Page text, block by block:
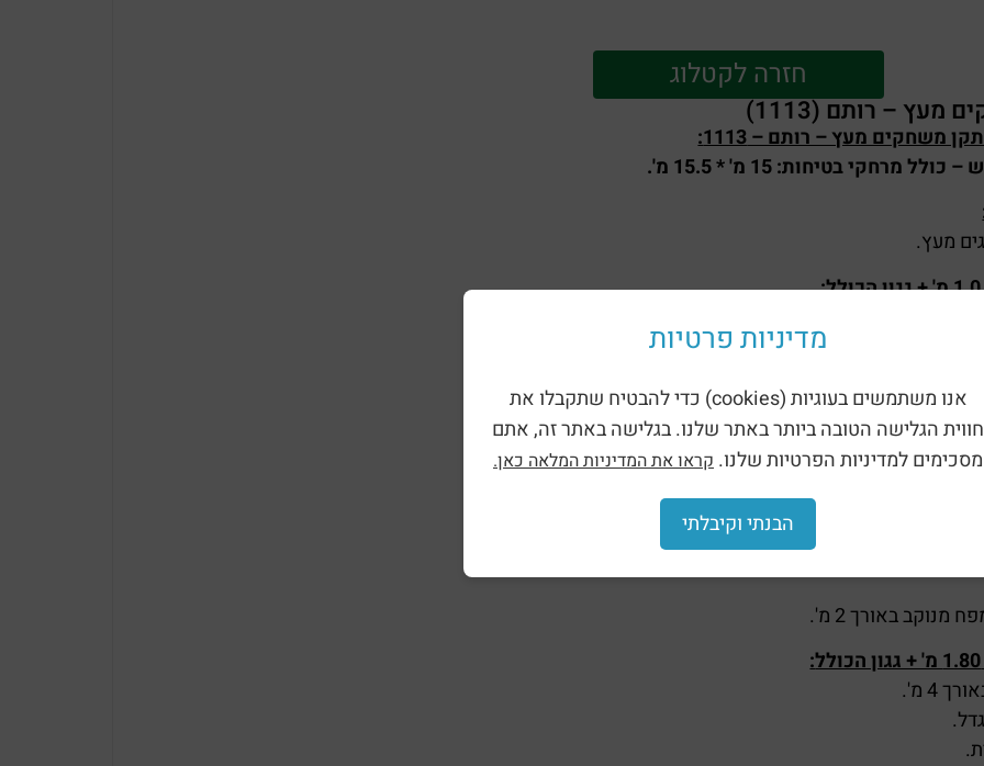
חזרה לקטלוג
– רותם (1113)
משחקים מעץ – רותם – 1113
:
מרחקי בטיחות: 15 מ' * 15.5 מ
'.
:
:
2 מ'.
מ'.
מנוקב באורך 2 מ'.
:
4 מ'.
מדיניות פרטיות
אנו משתמשים בעוגיות (cookies) כדי להבטיח שתקבלו את
חווית הגלישה הטובה ביותר באתר שלנו. בגלישה באתר זה, אתם
מסכימים למדיניות הפרטיות שלנו. קראו את המדיניות המלאה כאן.
הבנתי וקיבלתי